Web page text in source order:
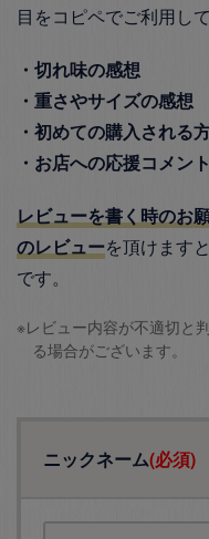
目をコピペでご利用し
・切れ味の感想
・重さやサイズの感想
・初めての購入される
・お店への応援コメント
レビューを書く時のお
のレビューを頂けます
です。
※レビュー内容が不適切と
る場合がございます。
ニックネーム(必須)